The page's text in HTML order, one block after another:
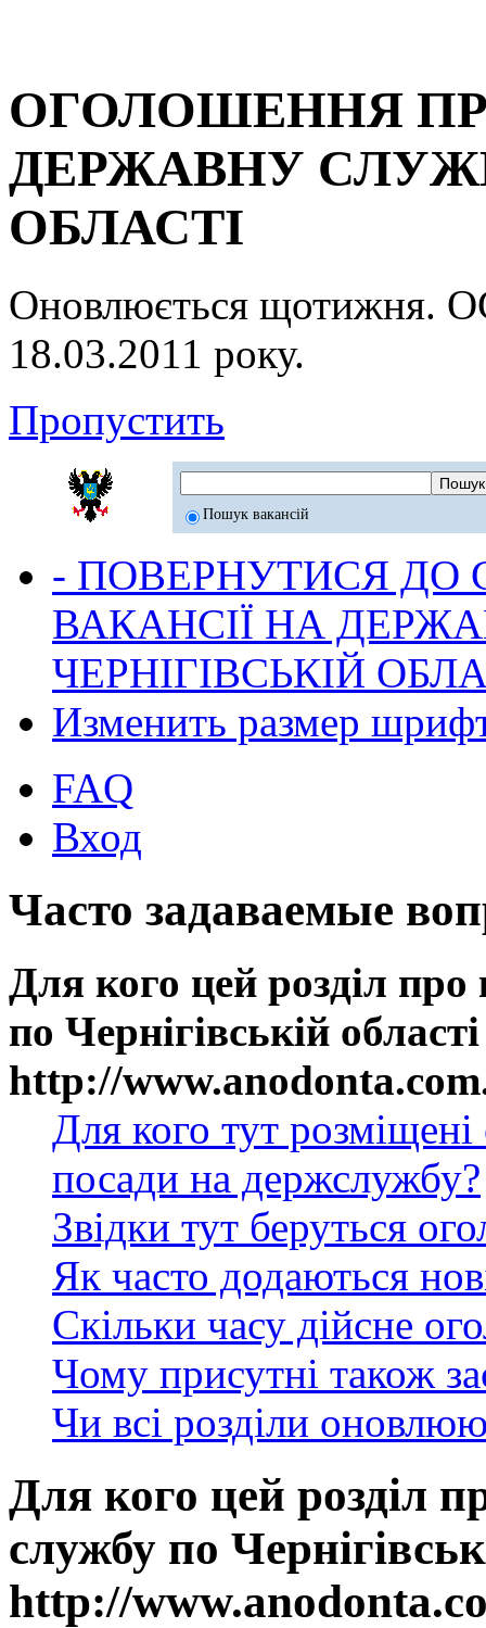
ОГОЛОШЕННЯ
ДЕРЖАВНУ
ОБЛАСТІ
Оновлюється
18.03.2011 року.
Пропустить
Пошук вакансій
- ПОВЕРНУТИСЯ ДО
ВАКАНСІЇ НА
ЧЕРНІГІВСЬКІЙ
Изменить размер
FAQ
Вход
Часто задаваемые
Для кого цей розділ
по Чернігівській
http://
Для кого тут
посади на держслужбу?
Звідки тут беруться
Як часто додаються
Скільки часу дійсне
Чому присутні також
Чи всі розділи
Для кого цей розділ
службу по
http://